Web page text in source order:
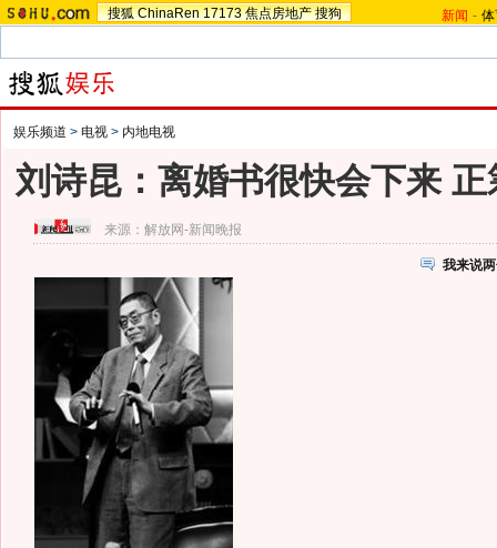
搜狐 ChinaRen 17173 焦点房地产 搜狗 新闻 -
娱乐频道 > 电视 > 内地电视
刘诗昆：离婚书很快会下来
来源：解放网-新闻晚报
我来说